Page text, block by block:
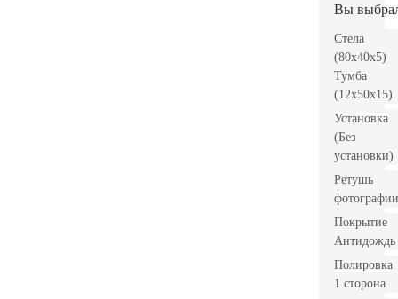
Вы
Стела
(80x40x5)
Тумба
(12x50x15)
Установка
(Без
установки)
Ретушь
фотографии
Покрытие
Антидождь
Полировка
1 сторона